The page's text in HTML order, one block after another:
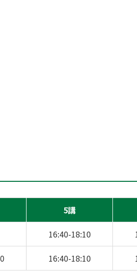
5講
16:40-18:10
16:40-18:10